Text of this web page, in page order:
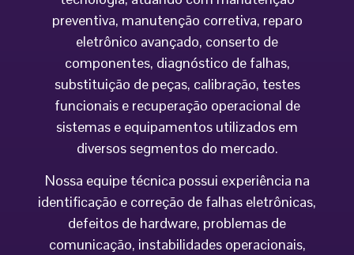
preventiva, manutenção corretiva, reparo
eletrônico avançado, conserto de
componentes, diagnóstico de falhas,
substituição de peças, calibração, testes
funcionais e recuperação operacional de
sistemas e equipamentos utilizados em
diversos segmentos do mercado.
Nossa equipe técnica possui experiência na
identificação e correção de falhas eletrônicas,
defeitos de hardware, problemas de
comunicação, instabilidades operacionais,